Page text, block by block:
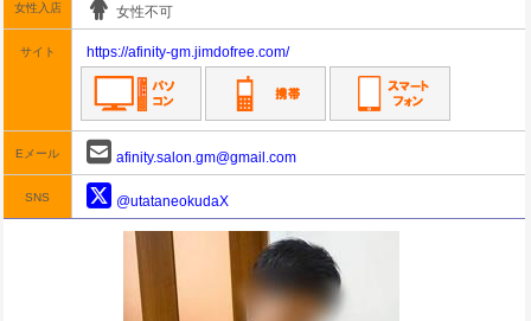
女性入店 女性不可
サイト https://afinity-gm.jimdofree.com/
Eメール afinity.salon.gm@gmail.com
SNS @utataneokudaX